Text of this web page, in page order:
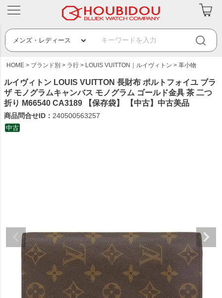
HOME ブランド別 ラ行 LOUIS VUITTON｜ルイヴィトン 革小物
ルイヴィトン LOUIS VUITTON 長財布 ポルトフォイユ ブラ
ザ モノグラムキャンバス モノグラム ゴールド金具 茶 二つ
折り M66540 CA3189 【保存袋】 【中古】中古美品
商品問合せID： 240500563257
中古